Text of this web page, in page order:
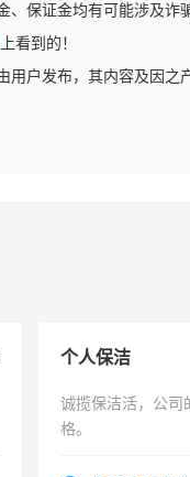
保证金均有可能涉及诈
上看到的！
用户发布，其内容及因之
个人保洁
诚揽保洁活，公司
格。